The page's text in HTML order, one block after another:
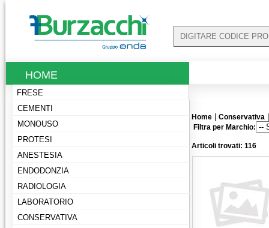
HOME
FRESE
CEMENTI
MONOUSO
PROTESI
ANESTESIA
ENDODONZIA
RADIOLOGIA
LABORATORIO
CONSERVATIVA
Home Conservativa
Filtra per Marchio:
Articoli trovati: 116